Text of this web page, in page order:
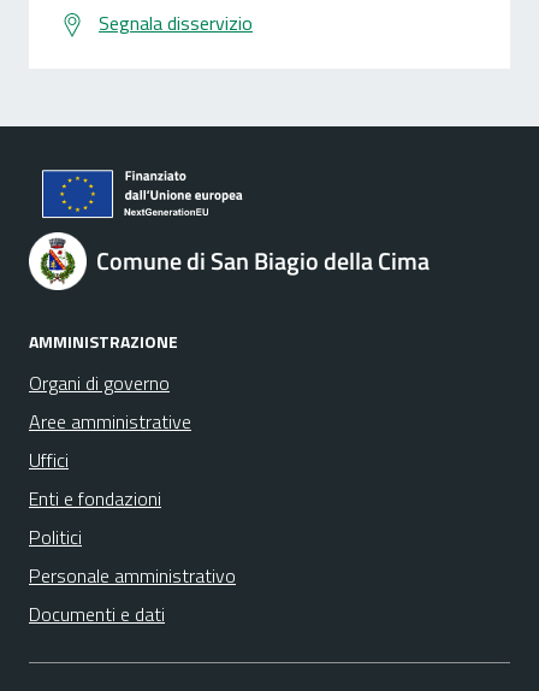
Segnala disservizio
Comune di San Biagio della Cima
AMMINISTRAZIONE
Organi di governo
Aree amministrative
Uffici
Enti e fondazioni
Politici
Personale amministrativo
Documenti e dati